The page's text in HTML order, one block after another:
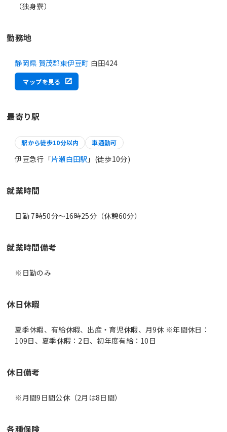
（独身寮）
勤務地
静岡県 賀茂郡東伊豆町 白田424
マップを見る
最寄り駅
駅から徒歩10分以内 車通勤可
伊豆急行「片瀬白田駅 」(徒歩10分)
就業時間
日勤 7時50分〜16時25分（休憩60分）
就業時間備考
※日勤のみ
休日休暇
夏季休暇、有給休暇、出産・育児休暇、月9休 ※年間休日：
109日、夏季休暇：2日、初年度有給：10日
休日備考
※月間9日間公休（2月は8日間）
各種保険